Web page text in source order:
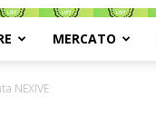
MERCATO
NEXIVE